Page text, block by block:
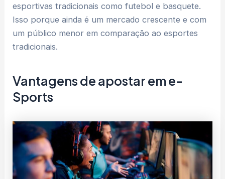
esportivas tradicionais como futebol e basquete.
Isso porque ainda é um mercado crescente e com
um público menor em comparação ao esportes
tradicionais.
Vantagens de apostar em e-
Sports